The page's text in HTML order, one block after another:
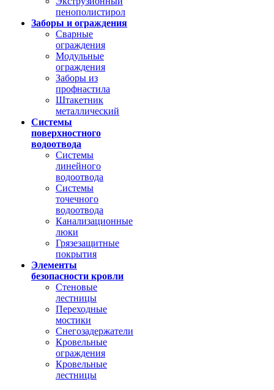
пенополистирол
Заборы и ограждения
Сварные
ограждения
Модульные
ограждения
Заборы из
профнастила
Штакетник
металлический
Системы
поверхностного
водоотвода
Системы
линейного
водоотвода
Системы
точечного
водоотвода
Канализационные
люки
Грязезащитные
покрытия
Элементы
безопасности кровли
Стеновые
лестницы
Переходные
мостики
Снегозадержатели
Кровельные
ограждения
Кровельные
лестницы